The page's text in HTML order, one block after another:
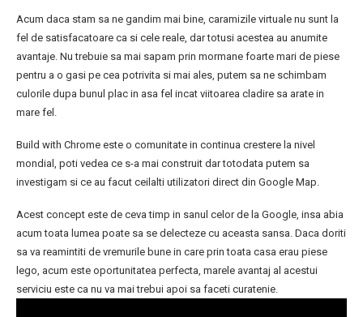
Acum daca stam sa ne gandim mai bine, caramizile virtuale nu sunt la
fel de satisfacatoare ca si cele reale, dar totusi acestea au anumite
avantaje. Nu trebuie sa mai sapam prin mormane foarte mari de piese
pentru a o gasi pe cea potrivita si mai ales, putem sa ne schimbam
culorile dupa bunul plac in asa fel incat viitoarea cladire sa arate in
mare fel.
Build with Chrome este o comunitate in continua crestere la nivel
mondial, poti vedea ce s-a mai construit dar totodata putem sa
investigam si ce au facut ceilalti utilizatori direct din Google Map.
Acest concept este de ceva timp in sanul celor de la Google, insa abia
acum toata lumea poate sa se delecteze cu aceasta sansa. Daca doriti
sa va reamintiti de vremurile bune in care prin toata casa erau piese
lego, acum este oportunitatea perfecta, marele avantaj al acestui
serviciu este ca nu va mai trebui apoi sa faceti curatenie.